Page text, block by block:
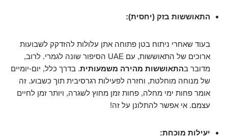
התאוששות בזק (יחסית):
בעוד שאחרי ניתוח בטן פתוחה אתן עלולות להזדקק לשבועות
ארוכים של התאוששות, עם UAE הסיפור שונה לגמרי. לרוב,
מדובר בהתאוששות מהירה משמעותית. בדרך כלל, יום-יומיים
של מנוחה מוחלטת, וחזרה לפעילות רגרסיבית תוך כשבוע. זה
אומר פחות ימי מחלה, פחות זמן מחוץ לשגרה, ויותר זמן לחיים
עצמם. אי אפשר להתלונן על זה!
יעילות מוכחת: